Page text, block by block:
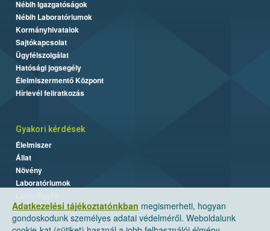
Adatkezelési tájékoztatónkban megismerheti, hogyan
gondoskodunk személyes adatai védelméről. Weboldalunk
Nébih Igazgatóságok
Nébih Laboratóriumok
Kormányhivatalok
Sajtókapcsolat
Ügyfélszolgálat
Hatósági jogsegély
Élelmiszermentő Központ
Hírlevél feliratkozás
Gyakori kérdések
Élelmiszer
Állat
Növény
Laboratóriumok